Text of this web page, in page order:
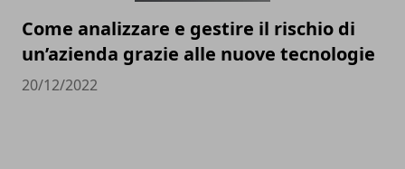
Come analizzare e gestire il rischio di
un’azienda grazie alle nuove tecnologie
20/12/2022